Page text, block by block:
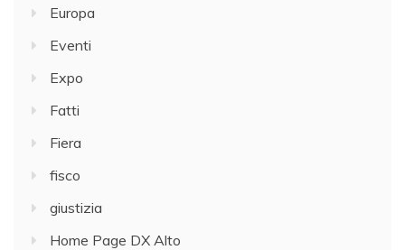
Europa
Eventi
Expo
Fatti
Fiera
fisco
giustizia
Home Page DX Alto